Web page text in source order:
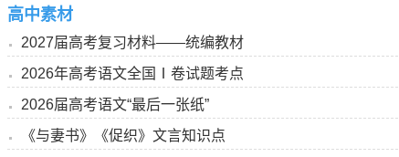
高中素材
2027届高考复习材料——统编教材
2026年高考语文全国Ⅰ卷试题考点
2026届高考语文“最后一张纸”
《与妻书》《促织》文言知识点